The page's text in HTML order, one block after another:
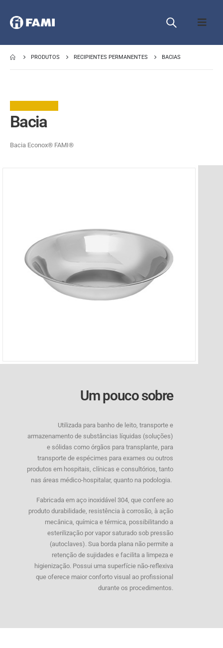
PRODUTOS RECIPIENTES PERMANENTES BACIAS
Bacia
Bacia Econox® FAMI®
Um pouco sobre
Utilizada para banho de leito, transporte e
armazenamento de substâncias líquidas (soluções)
e sólidas como órgãos para transplante, para
transporte de espécimes para exames ou outros
produtos em hospitais, clínicas e consultórios, tanto
nas áreas médico-hospitalar, quanto na podologia.
Fabricada em aço inoxidável 304, que confere ao
produto durabilidade, resistência à corrosão, à ação
mecânica, química e térmica, possibilitando a
esterilização por vapor saturado sob pressão
(autoclaves). Sua borda plana não permite a
retenção de sujidades e facilita a limpeza e
higienização. Possui uma superfície não-reflexiva
que oferece maior conforto visual ao profissional
durante os procedimentos.